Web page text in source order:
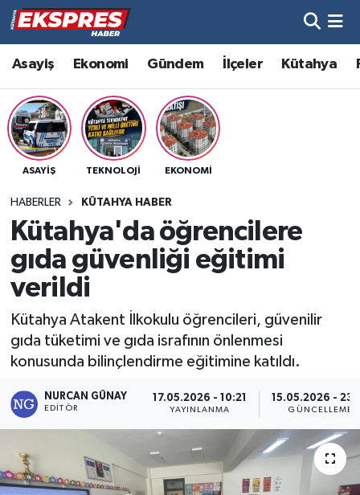
Asayiş Ekonomi Gündem İlçeler Kütahya
ASAYIŞ TEKNOLOJI EKONOMI
HABERLER KÜTAHYA HABER
Kütahya'da öğrencilere
gıda güvenliği eğitimi
verildi
Kütahya Atakent İlkokulu öğrencileri, güvenilir
gıda tüketimi ve gıda israfının önlenmesi
konusunda bilinçlendirme eğitimine katıldı.
NURCAN GÜNAY
EDITÖR
17.05.2026 - 10:21
YAYINLANMA
15.05.2026 -
GÜNCELLEME
Altıntaş
Asayiş
Aslanapa
Bölge
Çavdarhisar
Dumlupınar
Dünya
Eğitim
Ekonomi
Hava Durumu
Trafik Durumu
Süper Lig Puan Durumu ve Fikstür
Son Dakika Haberleri
Haber Arşivi